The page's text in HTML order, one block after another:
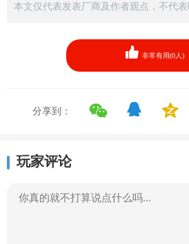
本文仅代表发表厂商及作者观点，不代表
非常有用(0人)
分享到：
玩家评论